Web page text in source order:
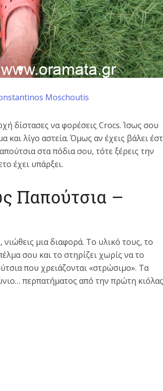
Moschoutis
δίστασες να φορέσεις Crocs. Ίσως σου
και λίγο αστεία. Όμως αν έχεις βάλει
στα πόδια σου, τότε ξέρεις την
έχει υπάρξει.
Παπούτσια –
μια διαφορά. Το υλικό τους, το
σου και το στηρίζει χωρίς να το
που χρειάζονται «στρώσιμο». Τα
περπατήματος από την πρώτη κιόλας